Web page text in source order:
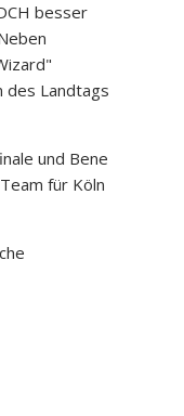
besser
des Landtags
und Bene
für Köln